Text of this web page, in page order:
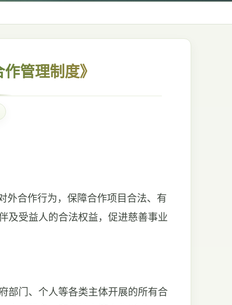
管理制度》
外合作行为，保障合作项目合法、有
及受益人的合法权益，促进慈善事业
部门、个人等各类主体开展的所有合